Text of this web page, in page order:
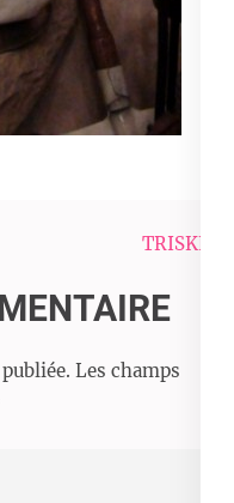
TRISKEL
Les champs